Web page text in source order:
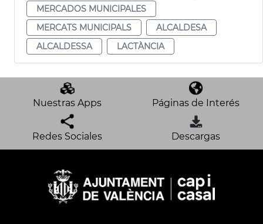
MERCADOS MUNICIPALES
MERCATS MUNICIPALS
ALCALDESA
ALCALDESSA
LACTÀNCIA
Nuestras Apps Páginas de Interés
Redes Sociales Descargas